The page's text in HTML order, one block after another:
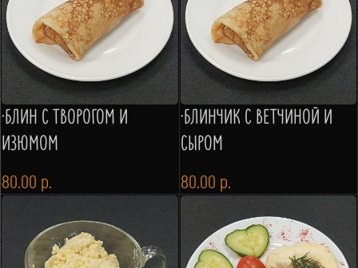
·БЛИН С ТВОРОГОМ И
ИЗЮМОМ
80.00 р.
·БЛИНЧИК С ВЕТЧИНОЙ И
СЫРОМ
80.00 р.